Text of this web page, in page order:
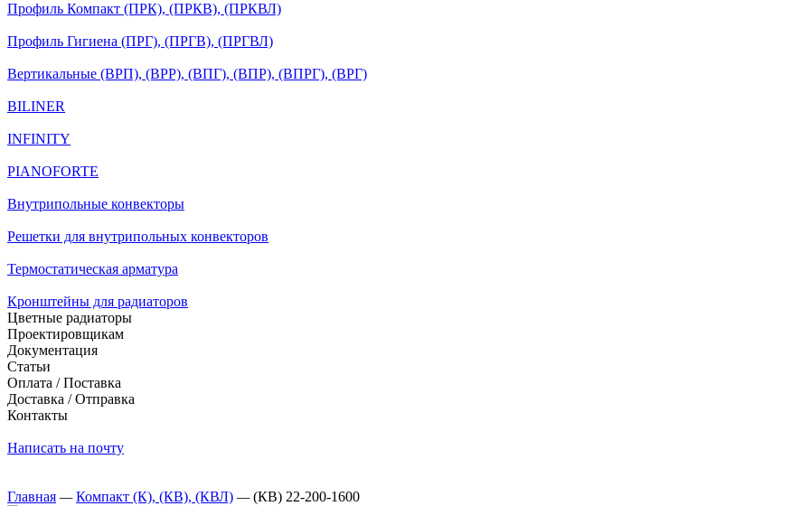
Профиль Компакт (ПРК), (ПРКВ), (ПРКВЛ)
Профиль Гигиена (ПРГ), (ПРГВ), (ПРГВЛ)
Вертикальные (ВРП), (ВРР), (ВПГ), (ВПР), (ВПРГ), (ВРГ)
BILINER
INFINITY
PIANOFORTE
Внутрипольные конвекторы
Решетки для внутрипольных конвекторов
Термостатическая арматура
Кронштейны для радиаторов
Цветные радиаторы
Проектировщикам
Документация
Статьи
Оплата / Поставка
Доставка / Отправка
Контакты
Написать на почту
Главная — Компакт (К), (КВ), (КВЛ) — (КВ) 22-200-1600